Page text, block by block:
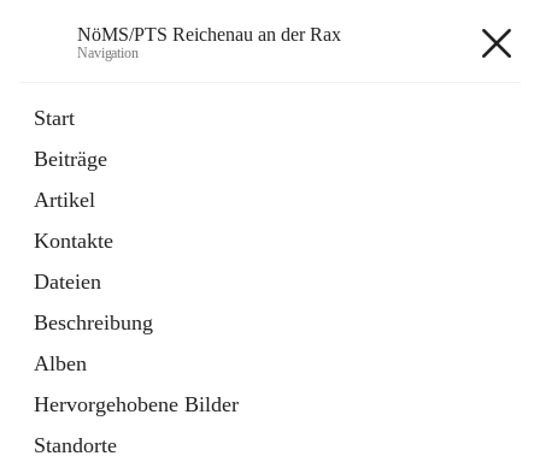
NöMS/PTS Reichenau an der Rax
Navigation
Start
Beiträge
Artikel
Kontakte
Dateien
Beschreibung
Alben
Hervorgehobene Bilder
Standorte
Hans Lanner Regionalmusik Schulverband
öffnet
in
neuem
Tab
Externe Webseite
in
Tab